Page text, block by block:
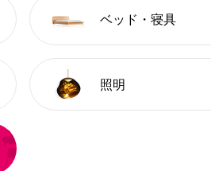
ベッド・寝具
照明